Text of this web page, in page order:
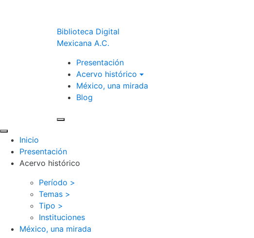
Biblioteca Digital
Mexicana A.C.
Presentación
Acervo histórico
México, una mirada
Blog
Inicio
Presentación
Acervo histórico
Período >
Temas >
Tipo >
Instituciones
México, una mirada